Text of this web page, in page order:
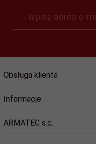
-- wpisz adres e-
Obsługa klienta
Informacje
ARMATEC s.c.